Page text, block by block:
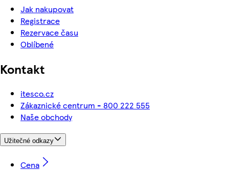
Jak nakupovat
Registrace
Rezervace času
Oblíbené
Kontakt
itesco.cz
Zákaznické centrum - 800 222 555
Naše obchody
Užitečné odkazy
Cena